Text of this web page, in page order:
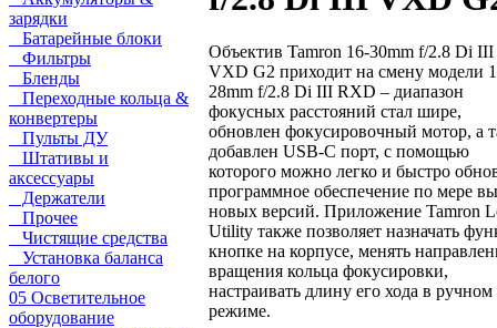
зарядки
Батарейные блоки
Фильтры
Бленды
Переходные кольца &
конвертеры
Пульты ДУ
Штативы и
аксессуары
Держатели
Прочее
Чистящие средства
Установка баланса
белого
05 Осветительное
оборудование
Объектив Tamron 16-30mm f/2.8 Di III
VXD G2 приходит на смену модели
28mm f/2.8 Di III RXD – диапазон
фокусных расстояний стал шире,
обновлен фокусировочный мотор, а
добавлен USB-C порт, с помощью
которого можно легко и быстро
программное обеспечение по мере
новых версий. Приложение Tamron
Utility также позволяет назначать
кнопке на корпусе, менять
вращения кольца фокусировки,
настраивать длину его хода в ручном
режиме.